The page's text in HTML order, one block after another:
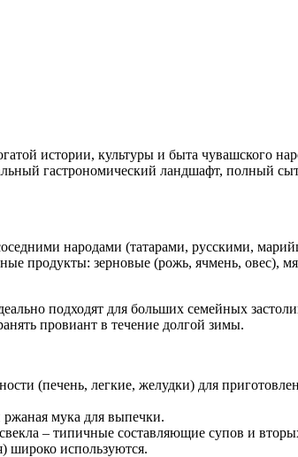
истории, культуры и быта чувашского
гастрономический ландшафт, полный
народами (татарами, русскими,
продукты: зерновые (рожь, ячмень, овес),
подходят для больших семейных
провиант в течение долгой зимы.
(печень, легкие, желудки) для
мука для выпечки.
– типичные составляющие супов и
широко используются.